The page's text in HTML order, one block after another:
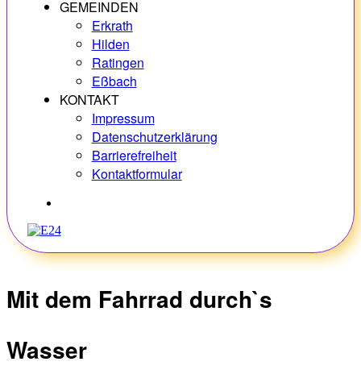
GEMEINDEN
Erkrath
Hilden
Ratingen
Eßbach
KONTAKT
Impressum
Datenschutzerklärung
Barrierefreiheit
Kontaktformular
Mit dem Fahrrad durch`s
Wasser